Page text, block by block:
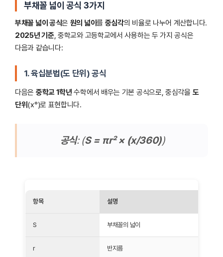
부채꼴 넓이 공식 3가지
부채꼴 넓이 공식은 원의 넓이를 중심각의 비율로 나누어 계산합니다.
2025년 기준, 중학교와 고등학교에서 사용하는 두 가지 공식은
다음과 같습니다:
1. 육십분법(도 단위) 공식
다음은 중학교 1학년 수학에서 배우는 기본 공식으로, 중심각을 도
단위 (x°)로 표현합니다.
공식: (S = πr² × (x/360))
항목 설명
S 부채꼴의 넓이
r 반지름